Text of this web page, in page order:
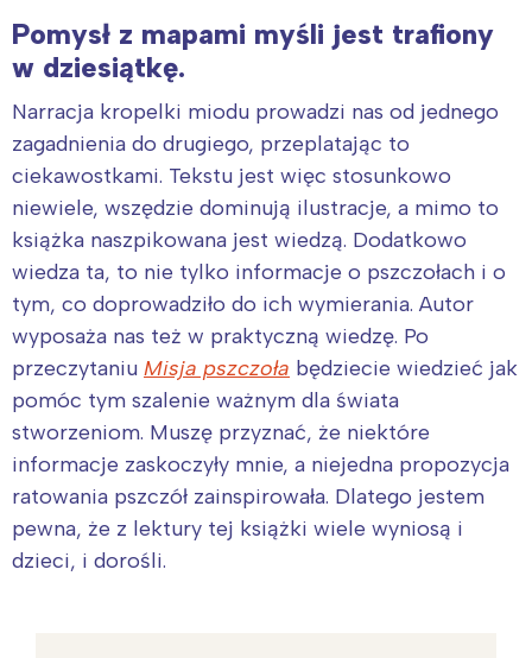
Pomysł z mapami myśli jest trafiony
w dziesiątkę.
Narracja kropelki miodu prowadzi nas od jednego
zagadnienia do drugiego, przeplatając to
ciekawostkami. Tekstu jest więc stosunkowo
niewiele, wszędzie dominują ilustracje, a mimo to
książka naszpikowana jest wiedzą. Dodatkowo
wiedza ta, to nie tylko informacje o pszczołach i o
tym, co doprowadziło do ich wymierania. Autor
wyposaża nas też w praktyczną wiedzę. Po
przeczytaniu Misja pszczoła będziecie wiedzieć jak
pomóc tym szalenie ważnym dla świata
stworzeniom. Muszę przyznać, że niektóre
informacje zaskoczyły mnie, a niejedna propozycja
ratowania pszczół zainspirowała. Dlatego jestem
pewna, że z lektury tej książki wiele wyniosą i
dzieci, i dorośli.